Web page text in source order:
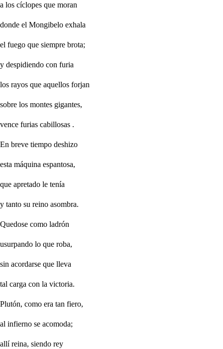
a los cíclopes que moran
donde el Mongibelo exhala
el fuego que siempre brota;
y despidiendo con furia
los rayos que aquellos forjan
sobre los montes gigantes,
vence furias cabillosas .
En breve tiempo deshizo
esta máquina espantosa,
que apretado le tenía
y tanto su reino asombra.
Quedose como ladrón
usurpando lo que roba,
sin acordarse que lleva
tal carga con la victoria.
Plutón, como era tan fiero,
al infierno se acomoda;
allí reina, siendo rey